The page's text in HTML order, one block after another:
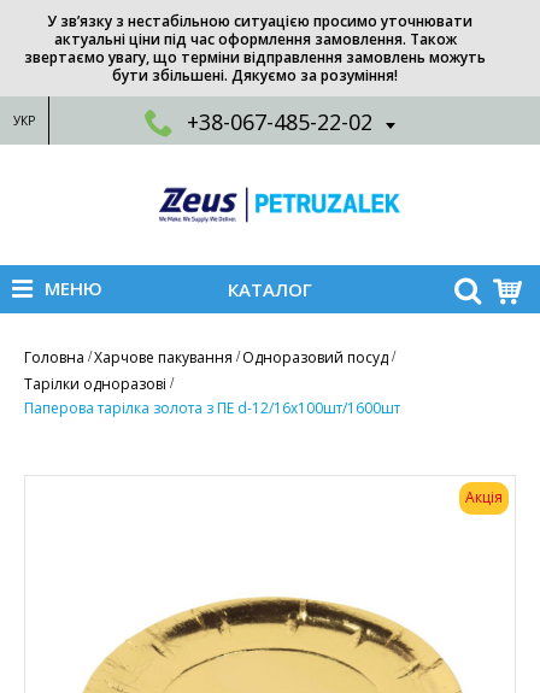
У зв’язку з нестабільною ситуацією просимо уточнювати
актуальні ціни під час оформлення замовлення. Також
звертаємо увагу, що терміни відправлення замовлень можуть
бути збільшені. Дякуємо за розуміння!
УКР +38-067-485-22-02
МЕНЮ КАТАЛОГ
Головна Харчове пакування Одноразовий посуд
Тарілки одноразові
Паперова тарілка золота з ПЕ d-12/16x100шт/1600шт
Акція